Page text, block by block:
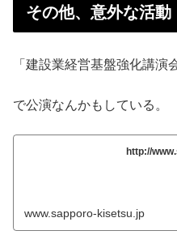
その他、意外な活動
「建設業経営基盤強化講演
で公演なんかもしている。
http://
www.sapporo-kisetsu.jp